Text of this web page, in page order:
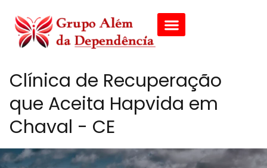
Clínica de Recuperação
que Aceita Hapvida em
Chaval - CE